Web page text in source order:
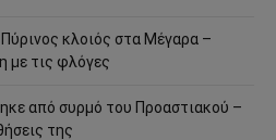
κλοιός στα Μέγαρα –
με τις φλόγες
από συρμό του Προαστιακού –
της